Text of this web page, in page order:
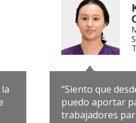
“Siento que
puedo aportar
trabajadores